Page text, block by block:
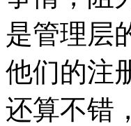
是管理层
他们的注
还算不错